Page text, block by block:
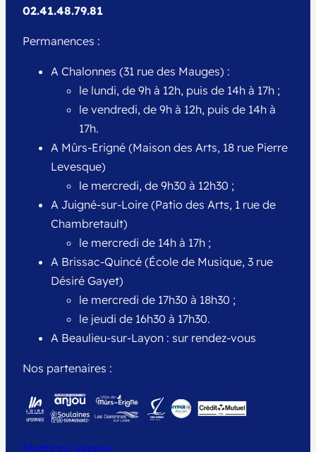
02.41.48.79.81
Permanences :
A Chalonnes (31 rue des Mauges) :
le lundi, de 9h à 12h, puis de 14h à 17h ;
le vendredi, de 9h à 12h, puis de 14h à
17h.
A Mûrs-Erigné (Maison des Arts, 18 rue Pierre
Levesque)
le mercredi, de 9h30 à 12h30 ;
A Juigné-sur-Loire (Patio des Arts, 1 rue de
Chambretault)
le mercredi de 14h à 17h ;
A Brissac-Quincé (École de Musique, 3 rue
Désiré Gayet)
le mercredi de 17h30 à 18h30 ;
le jeudi de 16h30 à 17h30.
A Beaulieu-sur-Layon : sur rendez-vous
Nos partenaires :
Mentions légales